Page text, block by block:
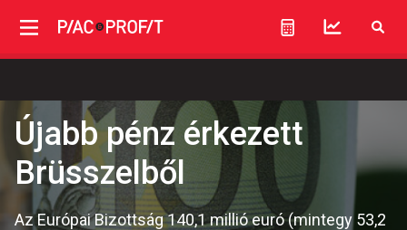
Újabb pénz érkezett
Brüsszelből
Az Európai Bizottság 140,1 millió euró (mintegy 53,2